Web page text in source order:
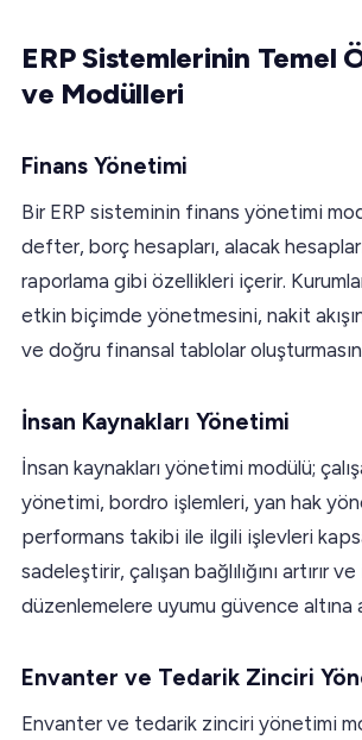
ERP Sistemlerinin Temel
ve Modülleri
Finans Yönetimi
Bir ERP sisteminin finans yönetimi
defter, borç hesapları, alacak
raporlama gibi özellikleri içerir.
etkin biçimde yönetmesini, nakit
ve doğru finansal tablolar
İnsan Kaynakları Yönetimi
İnsan kaynakları yönetimi modülü;
yönetimi, bordro işlemleri, yan hak
performans takibi ile ilgili işlevleri
sadeleştirir, çalışan bağlılığını artırır
düzenlemelere uyumu güvence altına
Envanter ve Tedarik Zinciri
Envanter ve tedarik zinciri yönetimi